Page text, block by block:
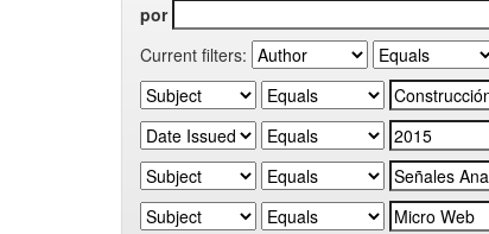
por
Current filters: